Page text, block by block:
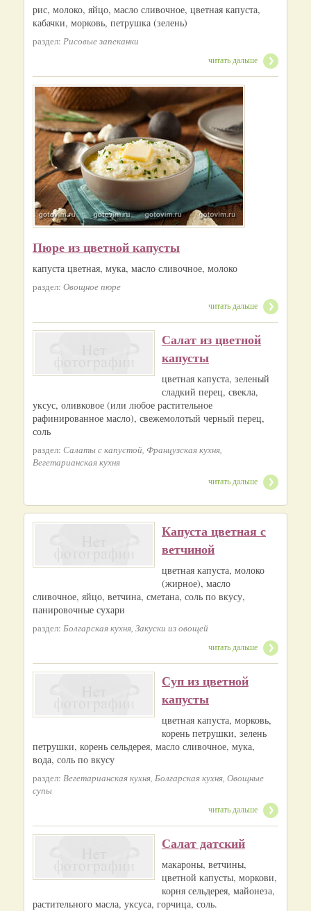
рис, молоко, яйцо, масло сливочное, цветная капуста,
кабачки, морковь, петрушка (зелень)
раздел: Рисовые запеканки
читать дальше
Пюре из цветной капусты
капуста цветная, мука, масло сливочное, молоко
раздел: Овощное пюре
читать дальше
Салат из цветной
капусты
цветная капуста, зеленый
сладкий перец, свекла,
уксус, оливковое (или любое растительное
рафинированное масло), свежемолотый черный перец,
соль
раздел: Салаты с капустой, Французская кухня,
Вегетарианская кухня
читать дальше
Капуста цветная с
ветчиной
цветная капуста, молоко
(жирное), масло
сливочное, яйцо, ветчина, сметана, соль по вкусу,
панировочные сухари
раздел: Болгарская кухня, Закуски из овощей
читать дальше
Суп из цветной
капусты
цветная капуста, морковь,
корень петрушки, зелень
петрушки, корень сельдерея, масло сливочное, мука,
вода, соль по вкусу
раздел: Вегетарианская кухня, Болгарская кухня, Овощные
супы
читать дальше
Салат датский
макароны, ветчины,
цветной капусты, моркови,
корня сельдерея, майонеза,
растительного масла, уксуса, горчица, соль.